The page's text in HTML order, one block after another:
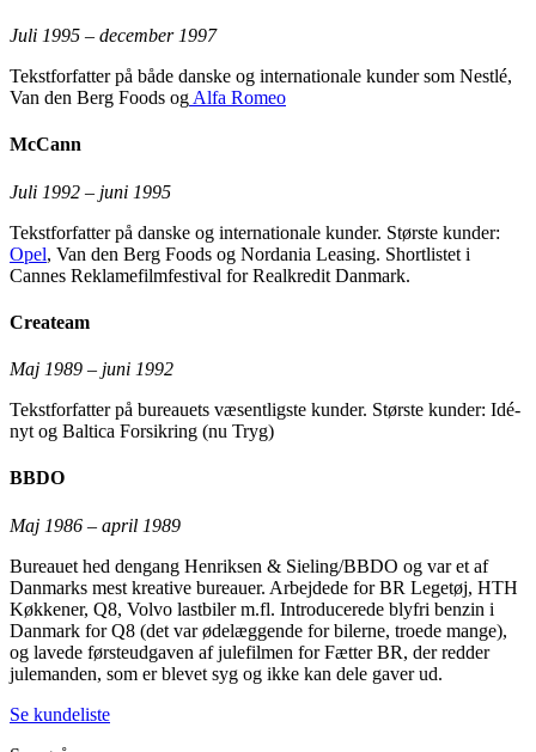
Juli 1995 – december 1997
Tekstforfatter på både danske og internationale kunder som Nestlé,
Van den Berg Foods og Alfa Romeo
McCann
Juli 1992 – juni 1995
Tekstforfatter på danske og internationale kunder. Største kunder:
Opel, Van den Berg Foods og Nordania Leasing. Shortlistet i
Cannes Reklamefilmfestival for Realkredit Danmark.
Createam
Maj 1989 – juni 1992
Tekstforfatter på bureauets væsentligste kunder. Største kunder: Idé-
nyt og Baltica Forsikring (nu Tryg)
BBDO
Maj 1986 – april 1989
Bureauet hed dengang Henriksen & Sieling/BBDO og var et af
Danmarks mest kreative bureauer. Arbejdede for BR Legetøj, HTH
Køkkener, Q8, Volvo lastbiler m.fl. Introducerede blyfri benzin i
Danmark for Q8 (det var ødelæggende for bilerne, troede mange),
og lavede førsteudgaven af julefilmen for Fætter BR, der redder
julemanden, som er blevet syg og ikke kan dele gaver ud.
Se kundeliste